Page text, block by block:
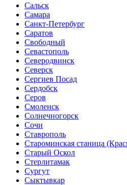
Сальск
Самара
Санкт-Петербург
Саратов
Свободный
Севастополь
Северодвинск
Северск
Сергиев Посад
Сердобск
Серов
Смоленск
Солнечногорск
Сочи
Ставрополь
Староминская станица
Старый Оскол
Стерлитамак
Сургут
Сыктывкар